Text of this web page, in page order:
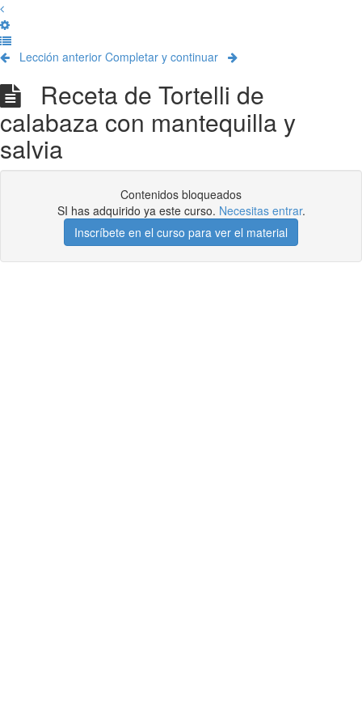
Lección anterior Completar y continuar
Receta de Tortelli de
calabaza con mantequilla y
salvia
Contenidos bloqueados
SI has adquirido ya este curso. Necesitas entrar.
Inscríbete en el curso para ver el material